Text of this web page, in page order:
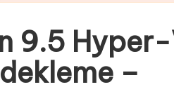
9.5
–